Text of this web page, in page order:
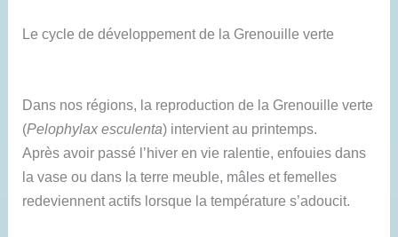
Le cycle de développement de la Grenouille verte
Dans nos régions, la reproduction de la Grenouille verte
(Pelophylax esculenta) intervient au printemps.
Après avoir passé l’hiver en vie ralentie, enfouies dans
la vase ou dans la terre meuble, mâles et femelles
redeviennent actifs lorsque la température s’adoucit.